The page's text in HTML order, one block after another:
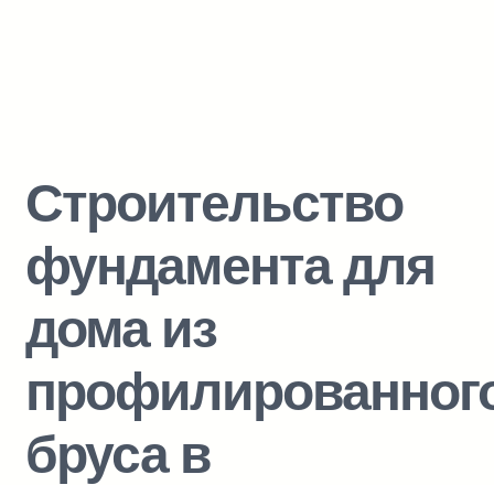
Строительство
фундамента для
дома из
бруса в